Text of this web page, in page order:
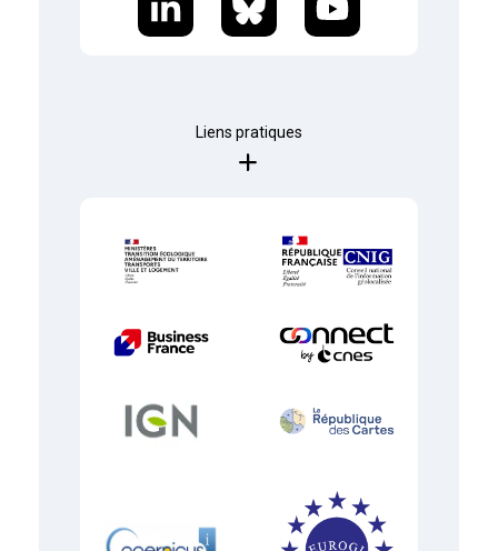
Liens pratiques